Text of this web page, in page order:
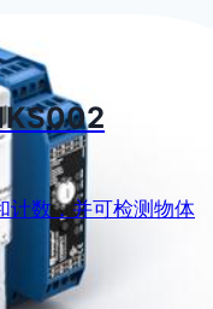
计数，并可检测物体